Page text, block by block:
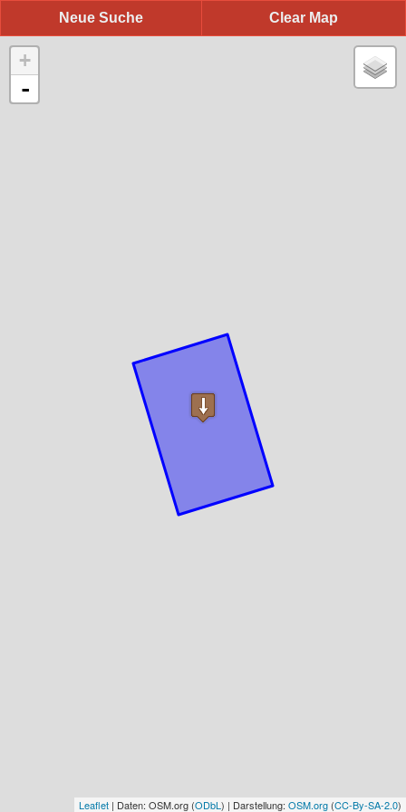
Clear Map
Neue Suche
+
-
Leaflet | Daten: OSM.org (ODbL ) | Darstellung: OSM.org (CC-By-SA-2.0)